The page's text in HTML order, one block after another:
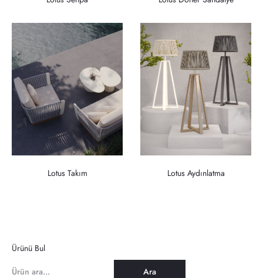
Lotus Takım Lotus Aydınlatma
Ürünü Bul
Ara